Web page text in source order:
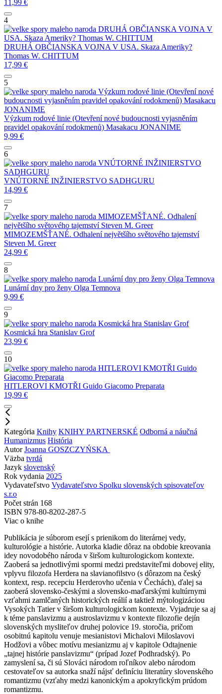
11,99 €
4
DRUHÁ OBČIANSKA VOJNA V
USA. Skaza Ameriky? Thomas W. CHITTUM
DRUHÁ OBČIANSKA VOJNA V USA. Skaza Ameriky?
Thomas W. CHITTUM
17,99 €
5
Výzkum rodové linie (Otevření nové
budoucnosti vyjasněním pravidel opakování rodokmenů) Masakacu
JONANIME
Výzkum rodové linie (Otevření nové budoucnosti vyjasněním
pravidel opakování rodokmenů) Masakacu JONANIME
9,99 €
6
VNÚTORNÉ INŽINIERSTVO
SADHGURU
VNÚTORNÉ INŽINIERSTVO SADHGURU
14,99 €
7
MIMOZEMŠŤANÉ. Odhalení
největšího světového tajemství Steven M. Greer
MIMOZEMŠŤANÉ. Odhalení největšího světového tajemství
Steven M. Greer
24,99 €
8
Lunární dny pro ženy Olga Temnova
Lunární dny pro ženy Olga Temnova
9,99 €
9
Kosmická hra Stanislav Grof
Kosmická hra Stanislav Grof
23,99 €
10
HITLEROVI KMOTŘI Guido
Giacomo Preparata
HITLEROVI KMOTŘI Guido Giacomo Preparata
19,99 €
Kategória Knihy KNIHY PARTNERSKÉ Odborná a náučná
Humanizmus História
Autor Joanna GOSZCZYŃSKA
Väzba tvrdá
Jazyk slovenský
Rok vydania 2025
Vydavateľstvo Vydavateľstvo Spolku slovenských spisovateľov
s.r.o
Počet strán 168
ISBN 978-80-8202-287-5
Viac o knihe
Publikácia je súborom esejí s prienikom do literárnej vedy,
kulturológie a histórie. Autorka kladie dôraz na obdobie kreovania
idey novodobého národa v širšom kulturologickom kontexte.
Zaoberá sa jednotlivými spormi medzi predstaviteľmi dobovej elity,
vplyvu filozofa Herdera na slavianofilstvo (s dôrazom na český
kontext, resp. recepciu Herderovho učenia v Čechách), ďalej sa
zaoberá slovensko-českými a slovensko-maďarskými kultúrnymi
vzťahmi zamlčaných historických reálií a taktiež mýtologizáciou
Vysokých Tatier v širšom kulturologickom kontexte. Vyjadruje sa aj
k téme panslavizmu a austroslavizmu v kontexte filozofie dejín
slovenských mysliteľov druhej polovice 19. storočia, pričom
osobitnú kapitolu venuje mesianistovi Michalovi Miloslavovi
Hodžovi a vôbec motívu mesianizmu aj v kapitole Odtajnenie
„tajnej histórie panslavizmu“ (prípad Jozef Podhradský). Po
zamyslení sa, či sú Slováci národom roľníkov alebo národom
cestovateľov sa autorka snaží nájsť definíciu literatúry slovenského
romantizmu (vzťahy medzi kanonickým a apokryfickým prúdom
romantizmu.